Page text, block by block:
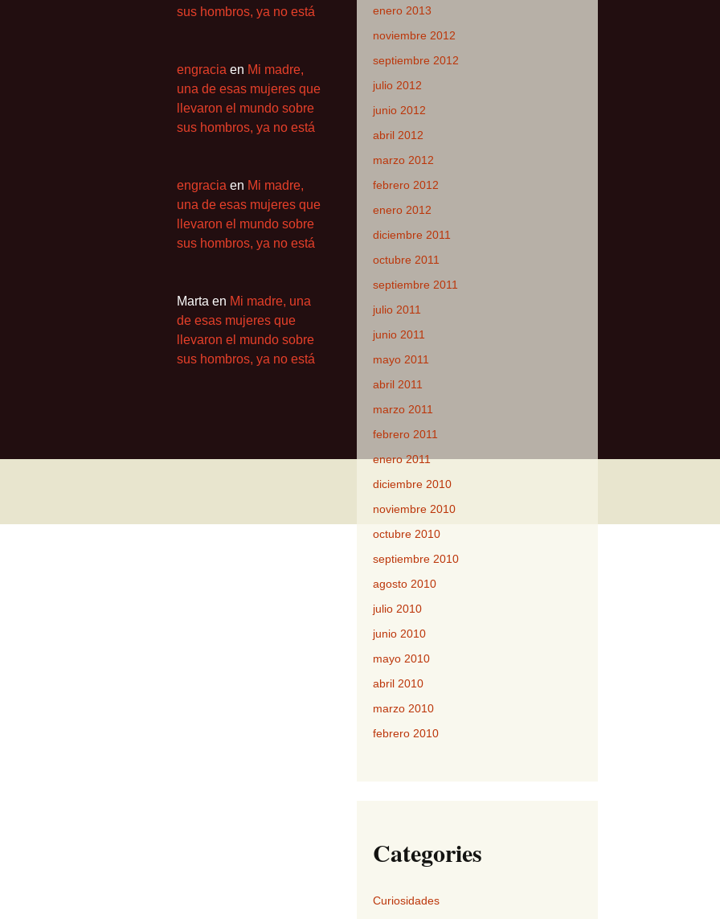
enero 2013
noviembre 2012
septiembre 2012
julio 2012
junio 2012
abril 2012
marzo 2012
febrero 2012
enero 2012
diciembre 2011
octubre 2011
septiembre 2011
julio 2011
junio 2011
mayo 2011
abril 2011
marzo 2011
febrero 2011
enero 2011
diciembre 2010
noviembre 2010
octubre 2010
septiembre 2010
agosto 2010
julio 2010
junio 2010
mayo 2010
abril 2010
marzo 2010
febrero 2010
Categories
Curiosidades
sus hombros, ya no está
engracia en Mi madre,
una de esas mujeres que
llevaron el mundo sobre
sus hombros, ya no está
engracia en Mi madre,
una de esas mujeres que
llevaron el mundo sobre
sus hombros, ya no está
Marta en Mi madre, una
de esas mujeres que
llevaron el mundo sobre
sus hombros, ya no está